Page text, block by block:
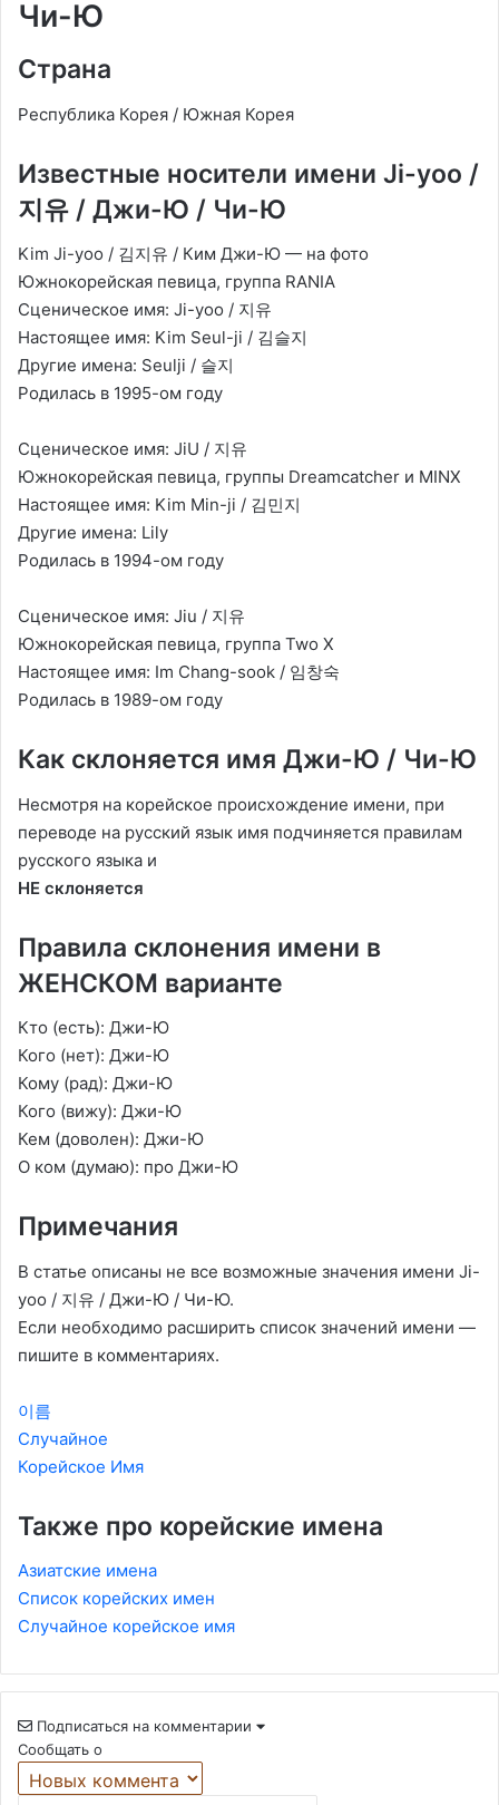
Чи-Ю
Страна
Республика Корея / Южная Корея
Известные носители имени Ji-yoo /
지유 / Джи-Ю / Чи-Ю
Kim Ji-yoo / 김지유 / Ким Джи-Ю — на фото
Южнокорейская певица, группа RANIA
Сценическое имя: Ji-yoo / 지유
Настоящее имя: Kim Seul-ji / 김슬지
Другие имена: Seulji / 슬지
Родилась в 1995-ом году
Сценическое имя: JiU / 지유
Южнокорейская певица, группы Dreamcatcher и MINX
Настоящее имя: Kim Min-ji / 김민지
Другие имена: Lily
Родилась в 1994-ом году
Сценическое имя: Jiu / 지유
Южнокорейская певица, группа Two X
Настоящее имя: Im Chang-sook / 임창숙
Родилась в 1989-ом году
Как склоняется имя Джи-Ю / Чи-Ю
Несмотря на корейское происхождение имени, при
переводе на русский язык имя подчиняется правилам
русского языка и
НЕ склоняется
Правила склонения имени в
ЖЕНСКОМ варианте
Кто (есть): Джи-Ю
Кого (нет): Джи-Ю
Кому (рад): Джи-Ю
Кого (вижу): Джи-Ю
Кем (доволен): Джи-Ю
О ком (думаю): про Джи-Ю
Примечания
В статье описаны не все возможные значения имени Ji-
yoo / 지유 / Джи-Ю / Чи-Ю.
Если необходимо расширить список значений имени —
пишите в комментариях.
이름
Случайное
Корейское Имя
Также про корейские имена
Азиатские имена
Список корейских имен
Случайное корейское имя
Подписаться на комментарии
Сообщать о